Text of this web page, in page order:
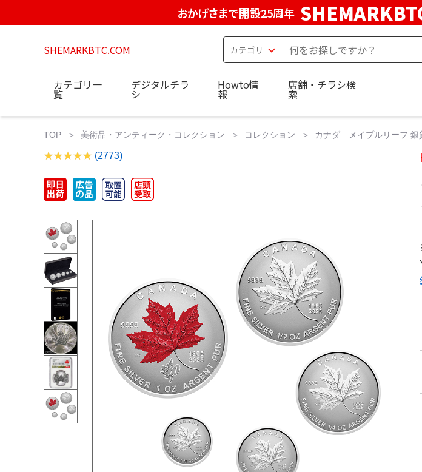
おかげさまで開設25周年
SHEMARKBTC.COM
カテゴリ一
覧
デジタルチラ
シ
Howto情
報
店舗・チラシ検
索
TOP 美術品・アンティーク・コレクション コレクション カナダ メイプルリーフ 銀
(2773)